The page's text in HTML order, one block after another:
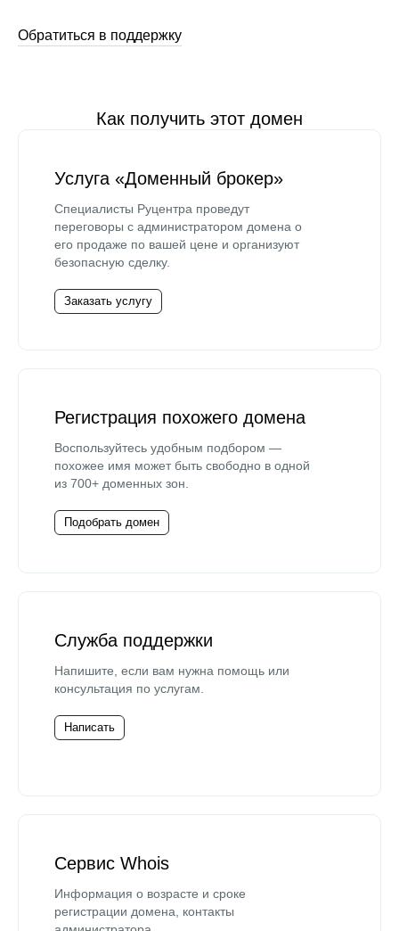
Обратиться в поддержку
Как получить этот домен
Услуга «Доменный брокер»
Специалисты Руцентра проведут
переговоры с администратором домена о
его продаже по вашей цене и организуют
безопасную сделку.
Заказать услугу
Регистрация похожего домена
Воспользуйтесь удобным подбором —
похожее имя может быть свободно в одной
из 700+ доменных зон.
Подобрать домен
Служба поддержки
Напишите, если вам нужна помощь или
консультация по услугам.
Написать
Сервис Whois
Информация о возрасте и сроке
регистрации домена, контакты